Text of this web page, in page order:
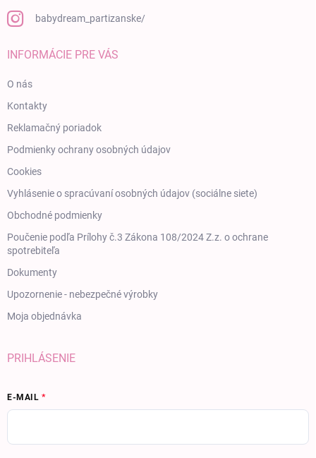
babydream_partizanske/
INFORMÁCIE PRE VÁS
O nás
Kontakty
Reklamačný poriadok
Podmienky ochrany osobných údajov
Cookies
Vyhlásenie o spracúvaní osobných údajov (sociálne siete)
Obchodné podmienky
Poučenie podľa Prílohy č.3 Zákona 108/2024 Z.z. o ochrane
spotrebiteľa
Dokumenty
Upozornenie - nebezpečné výrobky
Moja objednávka
PRIHLÁSENIE
E-MAIL